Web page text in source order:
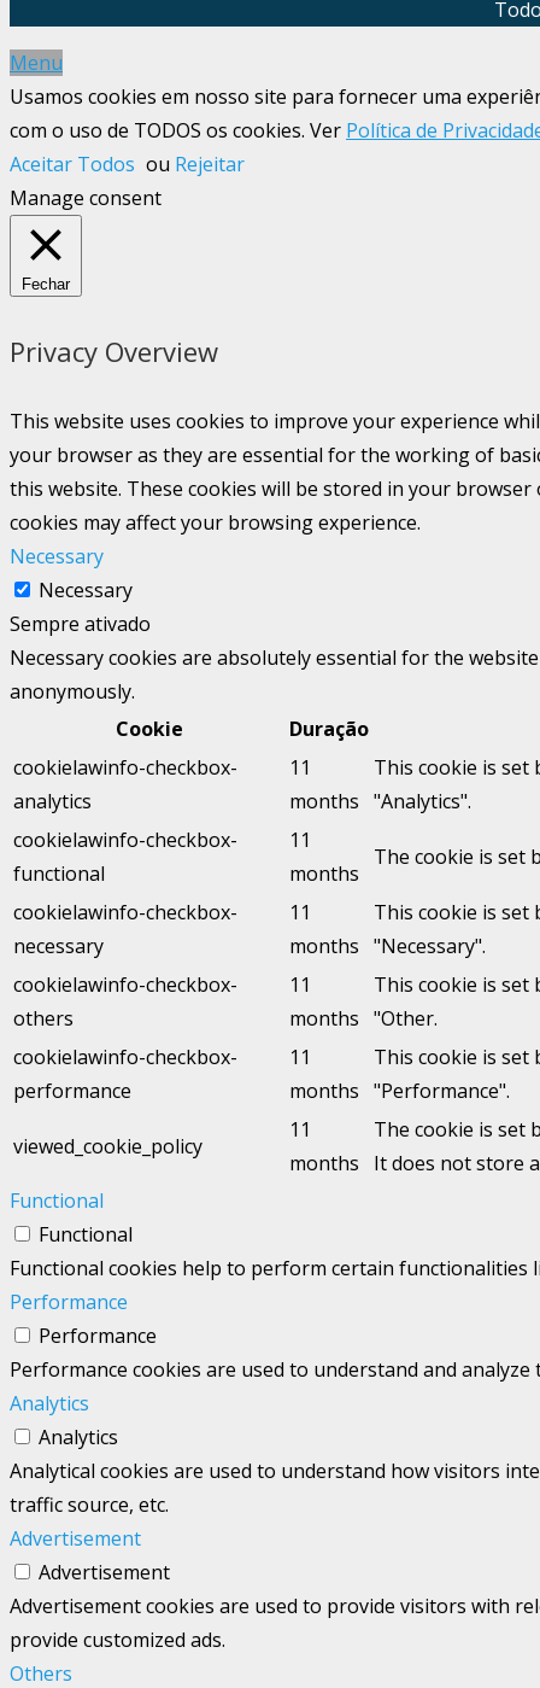
Menu
Usamos cookies em nosso site para fornecer uma
com o uso de TODOS os cookies. Ver Política de
Aceitar Todos ou Rejeitar
Manage consent
Fechar
Privacy Overview
This website uses cookies to improve your experience
your browser as they are essential for the working of
this website. These cookies will be stored in your
cookies may affect your browsing experience.
Necessary
Necessary
Sempre ativado
Necessary cookies are absolutely essential for the
anonymously.
Cookie
Duração
cookielawinfo-checkbox-
analytics
11
months
This cookie is set
"Analytics".
cookielawinfo-checkbox-
functional
11
months
The cookie is set
cookielawinfo-checkbox-
necessary
11
months
This cookie is set
"Necessary".
cookielawinfo-checkbox-
others
11
months
This cookie is set
"Other.
cookielawinfo-checkbox-
performance
11
months
This cookie is set
"Performance".
viewed_cookie_policy
11
months
The cookie is set
It does not store
Functional
Functional
Functional cookies help to perform certain
Performance
Performance
Performance cookies are used to understand and
Analytics
Analytics
Analytical cookies are used to understand how visitors
traffic source, etc.
Advertisement
Advertisement
Advertisement cookies are used to provide visitors with
provide customized ads.
Others